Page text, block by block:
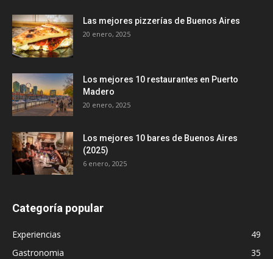
Las mejores pizzerías de Buenos Aires
20 enero, 2025
Los mejores 10 restaurantes en Puerto
Madero
20 enero, 2025
Los mejores 10 bares de Buenos Aires
(2025)
6 enero, 2025
Categoría popular
Experiencias
49
Gastronomia
35